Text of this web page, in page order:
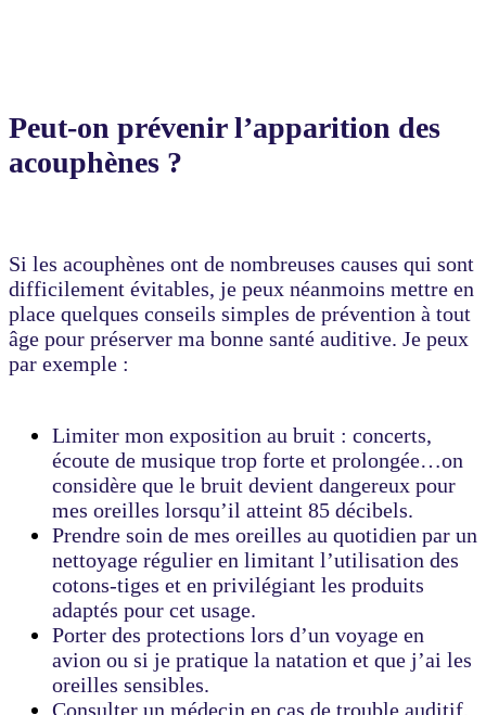
Peut-on prévenir l’apparition des
acouphènes ?
Si les acouphènes ont de nombreuses causes qui sont
difficilement évitables, je peux néanmoins mettre en
place quelques conseils simples de prévention à tout
âge pour préserver ma bonne santé auditive. Je peux
par exemple :
Limiter mon exposition au bruit : concerts,
écoute de musique trop forte et prolongée…on
considère que le bruit devient dangereux pour
mes oreilles lorsqu’il atteint 85 décibels.
Prendre soin de mes oreilles au quotidien par un
nettoyage régulier en limitant l’utilisation des
cotons-tiges et en privilégiant les produits
adaptés pour cet usage.
Porter des protections lors d’un voyage en
avion ou si je pratique la natation et que j’ai les
oreilles sensibles.
Consulter un médecin en cas de trouble auditif,